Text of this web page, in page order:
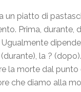
un piatto di
Prima, durante,
la ? (dopo).
la morte dal punto
che diamo alla